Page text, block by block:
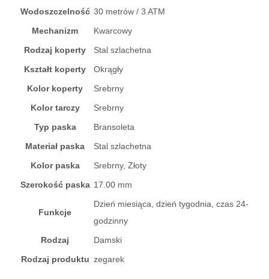
Wodoszczelność 30 metrów / 3 ATM
Mechanizm
Kwarcowy
Rodzaj koperty
Stal szlachetna
Kształt koperty
Okrągły
Kolor koperty
Srebrny
Kolor tarczy
Srebrny
Typ paska
Bransoleta
Materiał paska
Stal szlachetna
Kolor paska
Srebrny, Złoty
Szerokość paska 17.00 mm
Funkcje
Dzień miesiąca, dzień tygodnia, czas 24-
godzinny
Rodzaj
Damski
Rodzaj produktu zegarek